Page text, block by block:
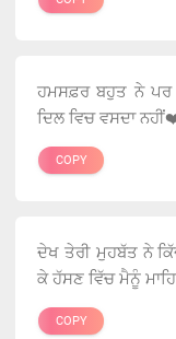
ਹਮਸਫ਼ਰ ਬਹੁਤ ਨੇ ਪਰ
ਦਿਲ ਵਿਚ ਵਸਦਾ
COPY
ਦੇਖ ਤੇਰੀ ਮੁਹਬੱਤ ਨੇ
ਕੇ ਹੱਸਣ ਵਿੱਚ ਮੈਨੂੰ
COPY